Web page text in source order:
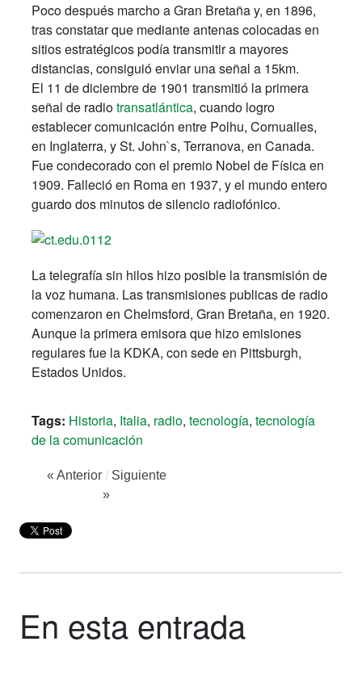
Poco después marcho a Gran Bretaña y, en 1896,
tras constatar que mediante antenas colocadas en
sitios estratégicos podía transmitir a mayores
distancias, consiguió enviar una señal a 15km.
El 11 de diciembre de 1901 transmitió la primera
señal de radiotransatlántica, cuando logro
establecer comunicación entre Polhu, Cornualles,
en Inglaterra, y St. John`s, Terranova, en Canada.
Fue condecorado con el premio Nobel de Física en
1909. Falleció en Roma en 1937, y el mundo entero
guardo dos minutos de silencio radiofónico.
La telegrafía sin hilos hizo posible la transmisión de
la voz humana. Las transmisiones publicas de radio
comenzaron en Chelmsford, Gran Bretaña, en 1920.
Aunque la primera emisora que hizo emisiones
regulares fue la KDKA, con sede en Pittsburgh,
Estados Unidos.
Tags: Historia, Italia, radio, tecnología, tecnología
de la comunicación
« Anterior / Siguiente
»
En esta entrada